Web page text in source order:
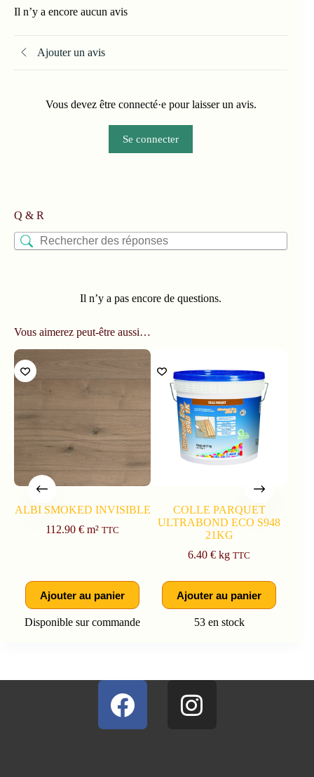
Il n’y a encore aucun avis
Ajouter un avis
Vous devez être connecté·e pour laisser un avis.
Se connecter
Q & R
Il n’y a pas encore de questions.
Vous aimerez peut-être aussi…
ALBI SMOKED INVISIBLE
112.90€ m²TTC
Ajouter au panier
Disponible sur commande
COLLE PARQUET
ULTRABOND ECO S948
21KG
6.40€ kgTTC
Ajouter au panier
53 en stock